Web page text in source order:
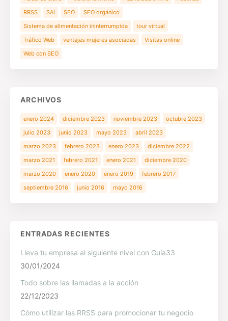
RRSS
SAI SEO
SEO orgánico
Sistema de alimentación ininterrumpida
tour virtual
Tráfico Web
ventajas mujeres asociadas
Visitas online
Web con SEO
ARCHIVOS
enero 2024 diciembre 2023 noviembre 2023
octubre 2023
julio 2023
junio 2023 mayo 2023
abril 2023
marzo 2023
febrero 2023 enero 2023
diciembre 2022
marzo 2021
febrero 2021 enero 2021
diciembre 2020
marzo 2020
enero 2020 enero 2019
febrero 2017
septiembre 2016
junio 2016 mayo 2016
ENTRADAS RECIENTES
Lleva tu empresa al siguiente nivel con Guía33
30/01/2024
Todo sobre las llamadas a la acción
22/12/2023
Cómo utilizar las RRSS para promocionar tu negocio